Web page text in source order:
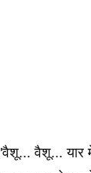
वैशू... यार